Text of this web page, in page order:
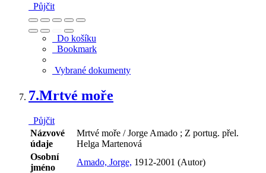
Půjčit
Do košíku
Bookmark
Vybrané dokumenty
7.Mrtvé moře
Půjčit
Názvové
údaje
Mrtvé moře / Jorge Amado ; Z portug. přel.
Helga Martenová
Osobní
jméno
Amado, Jorge, 1912-2001 (Autor)